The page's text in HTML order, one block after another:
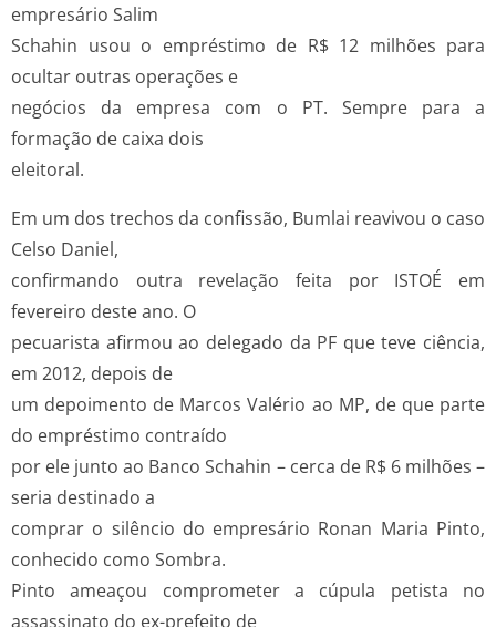
empresário Salim
Schahin usou o empréstimo de R$ 12 milhões para
ocultar outras operações e
negócios da empresa com o PT. Sempre para a
formação de caixa dois
eleitoral.
Em um dos trechos da confissão, Bumlai reavivou o caso
Celso Daniel,
confirmando outra revelação feita por ISTOÉ em
fevereiro deste ano. O
pecuarista afirmou ao delegado da PF que teve ciência,
em 2012, depois de
um depoimento de Marcos Valério ao MP, de que parte
do empréstimo contraído
por ele junto ao Banco Schahin – cerca de R$ 6 milhões –
seria destinado a
comprar o silêncio do empresário Ronan Maria Pinto,
conhecido como Sombra.
Pinto ameaçou comprometer a cúpula petista no
assassinato do ex-prefeito de